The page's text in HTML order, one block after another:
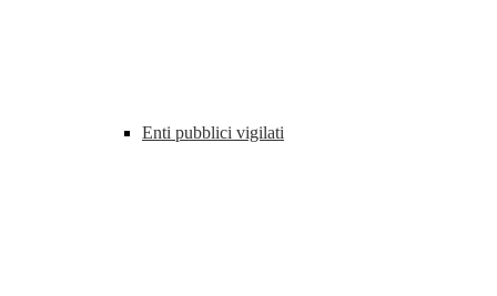
Enti pubblici vigilati